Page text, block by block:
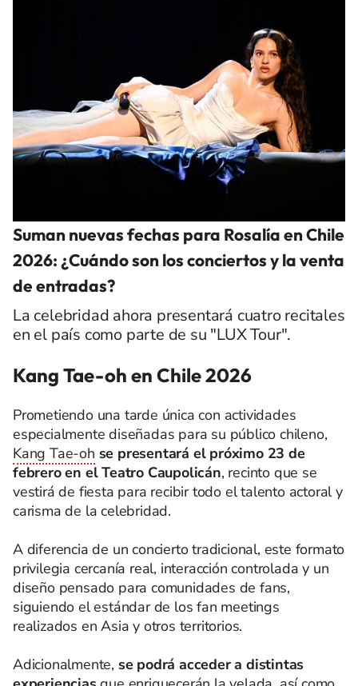
Suman nuevas fechas para Rosalía en Chile
2026: ¿Cuándo son los conciertos y la venta
de entradas?
La celebridad ahora presentará cuatro recitales
en el país como parte de su "LUX Tour".
Kang Tae-oh en Chile 2026
Prometiendo una tarde única con actividades
especialmente diseñadas para su público chileno,
Kang Tae-oh se presentará el próximo 23 de
febrero en el Teatro Caupolicán, recinto que se
vestirá de fiesta para recibir todo el talento actoral y
carisma de la celebridad.
A diferencia de un concierto tradicional, este formato
privilegia cercanía real, interacción controlada y un
diseño pensado para comunidades de fans,
siguiendo el estándar de los fan meetings
realizados en Asia y otros territorios.
Adicionalmente, se podrá acceder a distintas